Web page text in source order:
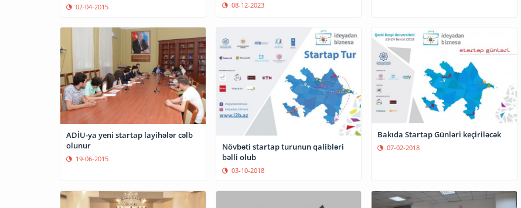
02-04-2015 08-12-2023
ADİU-ya yeni startap layihələr cəlb
olunur
19-06-2015
Növbəti startap turunun qalibləri
bəlli olub
03-10-2018
Bakıda Startap Günləri keçiriləcək
07-02-2018